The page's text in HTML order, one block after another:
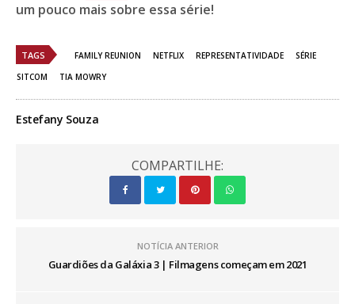
um pouco mais sobre essa série!
TAGS FAMILY REUNION NETFLIX REPRESENTATIVIDADE
SÉRIE
SITCOM
TIA MOWRY
Estefany Souza
COMPARTILHE:
NOTÍCIA ANTERIOR
Guardiões da Galáxia 3 | Filmagens começam em 2021